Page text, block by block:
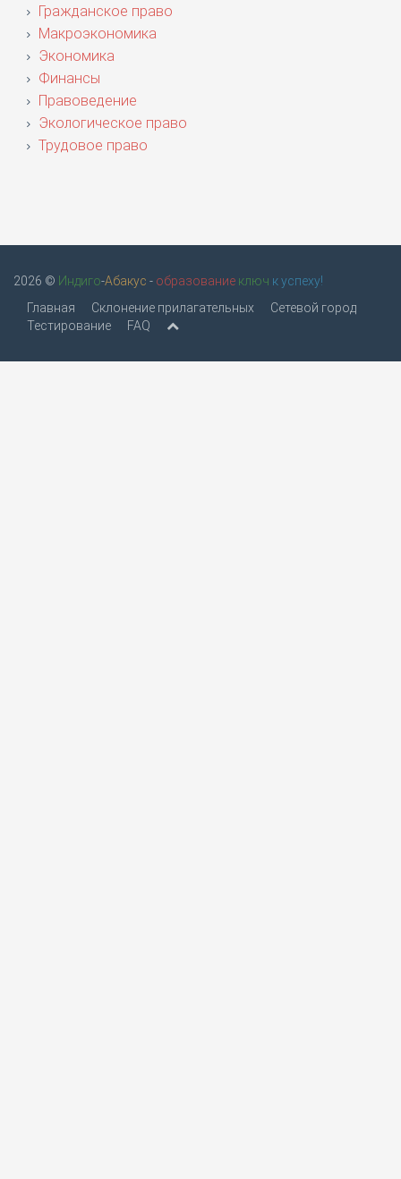
Гражданское право
Макроэкономика
Экономика
Финансы
Правоведение
Экологическое право
Трудовое право
2026 © Индиго-Абакус - образование ключ к успеху!
Главная
Склонение прилагательных
Сетевой город
Тестирование
FAQ